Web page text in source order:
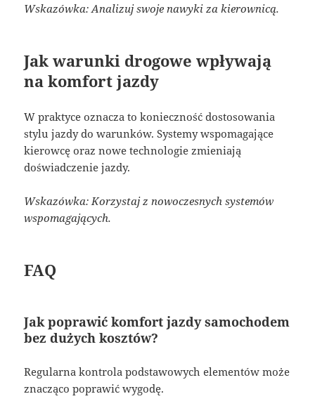
Wskazówka: Analizuj swoje nawyki za kierownicą.
Jak warunki drogowe wpływają
na komfort jazdy
W praktyce oznacza to konieczność dostosowania
stylu jazdy do warunków. Systemy wspomagające
kierowcę oraz nowe technologie zmieniają
doświadczenie jazdy.
Wskazówka: Korzystaj z nowoczesnych systemów
wspomagających.
FAQ
Jak poprawić komfort jazdy samochodem
bez dużych kosztów?
Regularna kontrola podstawowych elementów może
znacząco poprawić wygodę.